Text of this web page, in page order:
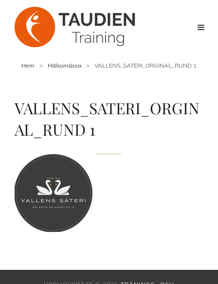
Hem > Hälsomässa > VALLENS_SATERI_ORGINAL_RUND 1
VALLENS_SATERI_ORGIN
AL_RUND 1